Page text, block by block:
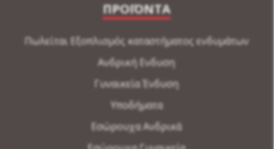
ΠΡΟΪΟΝΤΑ
Πωλείται Εξοπλισμός καταστήματος ενδυμάτων
Ανδρική Ενδυση
Γυναικεία Ένδυση
Υποδήματα
Εσώρουχα Ανδρικά